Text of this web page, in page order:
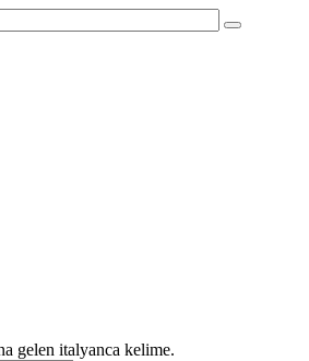
gelen italyanca kelime.